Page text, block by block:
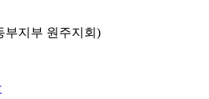
부지부 원주지회)